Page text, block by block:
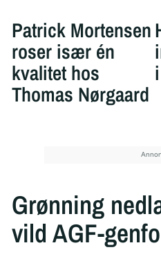
Patrick Mortensen
roser især én
kvalitet hos
Thomas Nørgaard
Grønning
vild AGF-